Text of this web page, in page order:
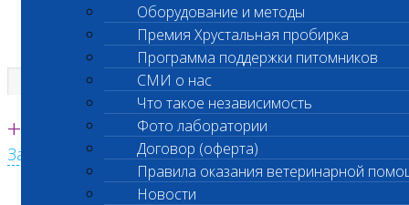
Единая круглосуточная справочная
+7 495 260 0 260
Заказать звонок с сайта
Оборудование и методы
Премия Хрустальная пробирка
Программа поддержки питомников
СМИ о нас
Что такое независимость
Фото лаборатории
Договор (оферта)
Правила оказания ветеринарной
Новости
Главная страница